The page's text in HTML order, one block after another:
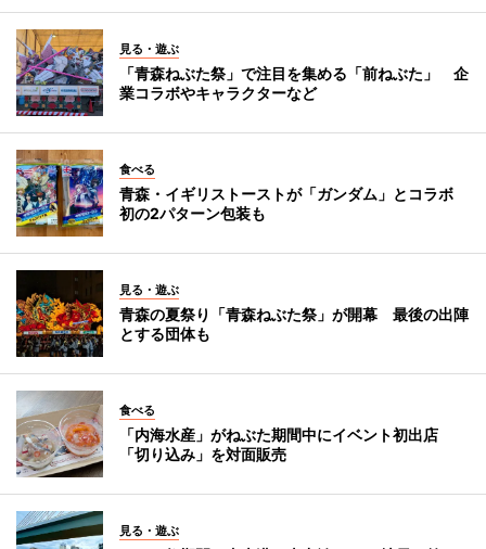
見る・遊ぶ
「青森ねぶた祭」で注目を集める「前ねぶた」 企
業コラボやキャラクターなど
食べる
青森・イギリストーストが「ガンダム」とコラボ
初の2パターン包装も
見る・遊ぶ
青森の夏祭り「青森ねぶた祭」が開幕 最後の出陣
とする団体も
食べる
「内海水産」がねぶた期間中にイベント初出店
「切り込み」を対面販売
見る・遊ぶ